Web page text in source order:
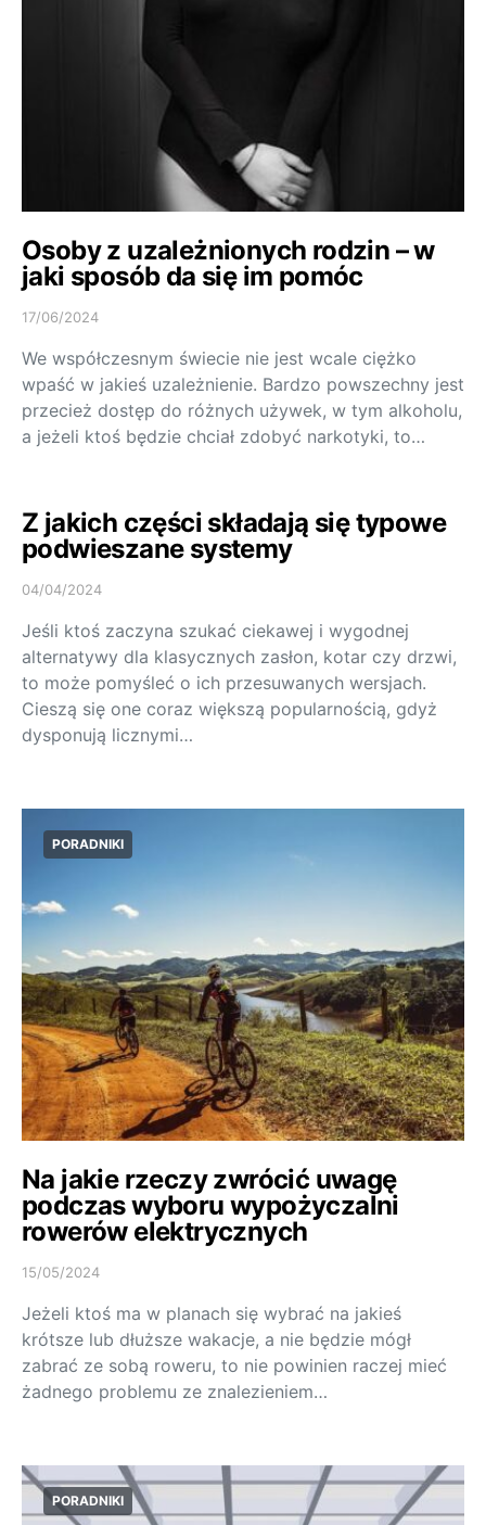
Osoby z uzależnionych rodzin – w
jaki sposób da się im pomóc
17/06/2024
We współczesnym świecie nie jest wcale ciężko
wpaść w jakieś uzależnienie. Bardzo powszechny jest
przecież dostęp do różnych używek, w tym alkoholu,
a jeżeli ktoś będzie chciał zdobyć narkotyki, to…
Z jakich części składają się typowe
podwieszane systemy
04/04/2024
Jeśli ktoś zaczyna szukać ciekawej i wygodnej
alternatywy dla klasycznych zasłon, kotar czy drzwi,
to może pomyśleć o ich przesuwanych wersjach.
Cieszą się one coraz większą popularnością, gdyż
dysponują licznymi…
PORADNIKI
Na jakie rzeczy zwrócić uwagę
podczas wyboru wypożyczalni
rowerów elektrycznych
15/05/2024
Jeżeli ktoś ma w planach się wybrać na jakieś
krótsze lub dłuższe wakacje, a nie będzie mógł
zabrać ze sobą roweru, to nie powinien raczej mieć
żadnego problemu ze znalezieniem…
PORADNIKI